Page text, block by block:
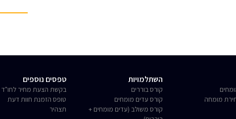
מומחה
השתלמויות
קורס בוררים
קורס עדים מומחים
קורס משולב (עדים מומחים +
טפסים נוספים
בקשת הצעת מחיר לחו"ד
טופס הזמנת חוות דעת
תצהיר